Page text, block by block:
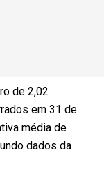
de 2,02
em 31 de
média de
dados da